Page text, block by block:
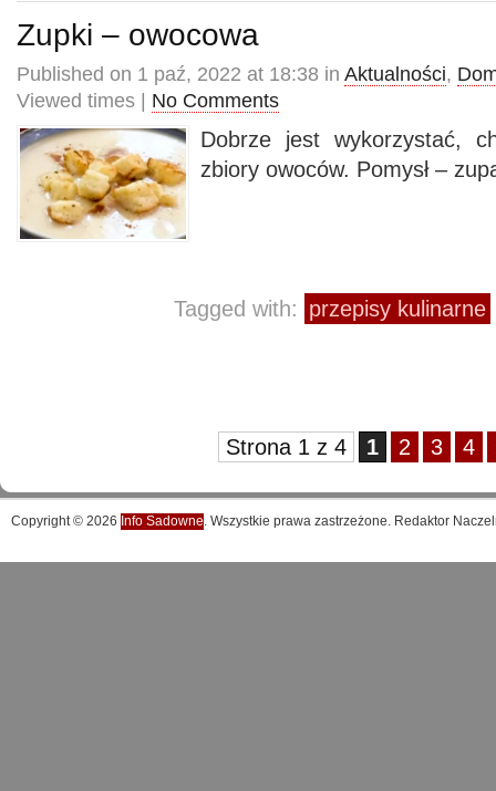
Zupki – owocowa
Published on 1 paź, 2022 at 18:38 in Aktualności,
Viewed times | No Comments
Dobrze jest wykorzystać,
zbiory owoców. Pomysł –
Tagged with: przepisy kulinarne
Strona 1 z 4 1 2 3 4
Copyright © 2026 Info Sadowne. Wszystkie prawa zastrzeżone. Redaktor